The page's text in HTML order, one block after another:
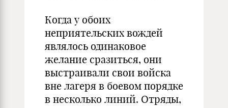
Когда у обоих
неприятельских вождей
являлось одинаковое
желание сразиться, они
выстраивали свои войска
вне лагеря в боевом порядке
в несколько линий. Отряды,